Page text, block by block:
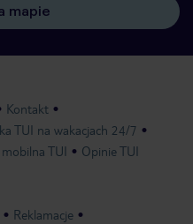
mapie
Kontakt
TUI na wakacjach 24/7
TUI Opinie TUI
Reklamacje